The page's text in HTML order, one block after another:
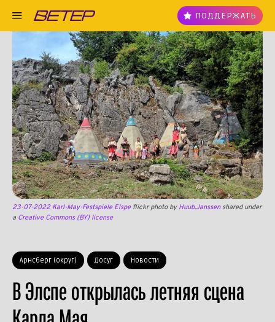
ПОДДЕРЖАТЬ
Арнсберг (округ) Досуг Новости
В Элспе открылась летняя сцена
23-07-2022 Karl-May-Festspiele Elspeflickr photo by Huub.Janssenshared under
a Creative Commons (BY) license